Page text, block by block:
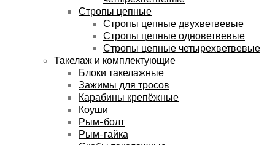
Стропы цепные
Стропы цепные двухветвевые
Стропы цепные одноветвевые
Стропы цепные четырехветвевые
Такелаж и комплектующие
Блоки такелажные
Зажимы для тросов
Карабины крепёжные
Коуши
Рым-болт
Рым-гайка